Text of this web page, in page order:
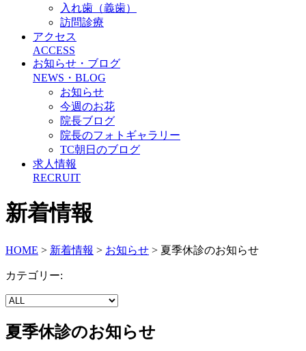
入れ歯（義歯）
訪問診療
アクセス
ACCESS
お知らせ・ブログ
NEWS・BLOG
お知らせ
今週のお花
院長ブログ
院長のフォトギャラリー
TC朝日のブログ
求人情報
RECRUIT
新着情報
HOME > 新着情報 > お知らせ > 夏季休診のお知らせ
カテゴリー:
夏季休診のお知らせ